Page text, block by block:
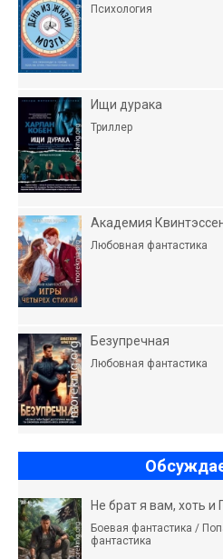
Психология
Ищи дурака
Триллер
Академия
Любовная фантастика
Безупречная
Любовная фантастика
Не брат я вам, хоть и
Боевая фантастика /
фантастика